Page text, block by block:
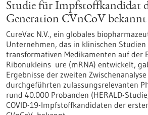
Studie für Impfstoffkandidat
Generation CVnCoV bekannt
CureVac N.V., ein globales
Unternehmen, das in klinischen Studien
transformativen Medikamenten auf der
Ribonukleins ure (mRNA) entwickelt,
Ergebnisse der zweiten
durchgeführten zulassungsrelevanten
rund 40.000 Probanden (HERALD-
COVID-19-Impfstoffkandidaten der